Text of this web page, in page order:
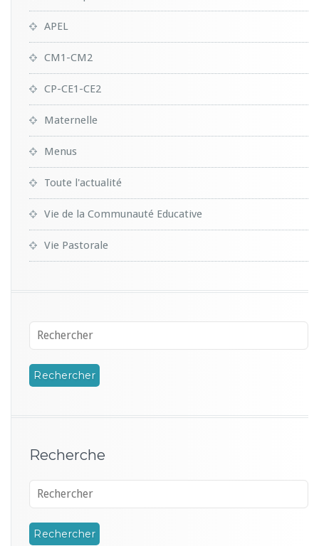
APEL
CM1-CM2
CP-CE1-CE2
Maternelle
Menus
Toute l'actualité
Vie de la Communauté Educative
Vie Pastorale
Recherche